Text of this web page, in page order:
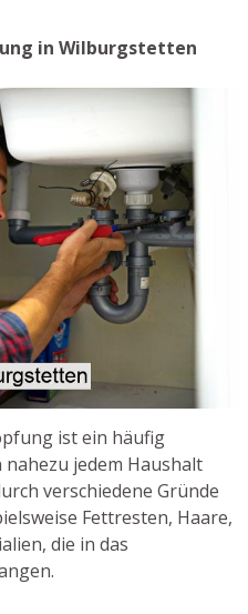
in Wilburgstetten
ist ein häufig
jedem Haushalt
verschiedene Gründe
Fettresten, Haare,
die in das